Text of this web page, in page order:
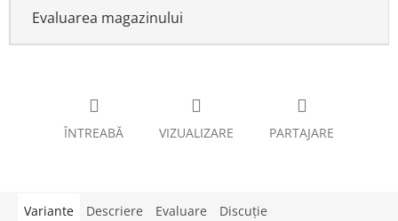
Evaluarea magazinului
ÎNTREABĂ VIZUALIZARE PARTAJARE
Variante Descriere Evaluare Discuţie